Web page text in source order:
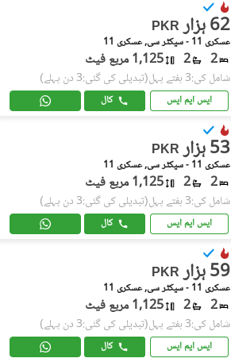
PKR 62 ہزار
عسکری 11 - سیکٹر سی, عسکری 11
2
2 1,125 مربع فیٹ
شامل کی:3 ہفتے پہل (تبدیلی کی گئی:3 دن پہلے)
ایس ایم ایس کال
PKR 53 ہزار
عسکری 11 - سیکٹر سی, عسکری 11
2
2 1,125 مربع فیٹ
شامل کی:3 ہفتے پہل (تبدیلی کی گئی:3 دن پہلے)
ایس ایم ایس کال
PKR 59 ہزار
عسکری 11 - سیکٹر سی, عسکری 11
2
2 1,125 مربع فیٹ
شامل کی:3 ہفتے پہل (تبدیلی کی گئی:3 دن پہلے)
ایس ایم ایس کال